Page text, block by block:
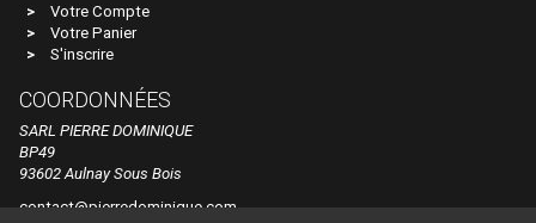
Epoche
ESCI
ESU
EURO-SCALE
Votre Compte
Votre Panier
S'inscrire
COORDONNÉES
SARL PIERRE DOMINIQUE
BP49
93602 Aulnay Sous Bois
contact@pierredominique.com